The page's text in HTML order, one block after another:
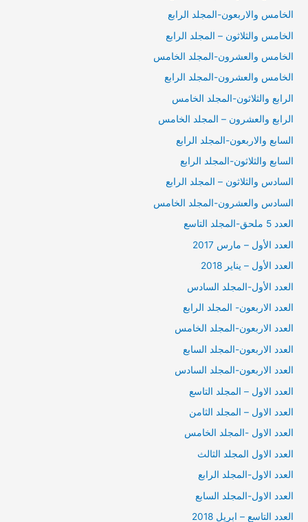
الخامس والاربعون-المجلد الرابع
الخامس والثلاثون – المجلد الرابع
الخامس والعشرون-المجلد الخامس
الخامس والعشرون-المجلد الرابع
الرابع والثلاثون-المجلد الخامس
الرابع والعشرون – المجلد الخامس
السابع والاربعون-المجلد الرابع
السابع والثلاثون-المجلد الرابع
السادس والثلاثون – المجلد الرابع
السادس والعشرون-المجلد الخامس
العدد 5 ملحق-المجلد التاسع
العدد الأول – مارس 2017
العدد الأول – يناير 2018
العدد الأول-المجلد السادس
العدد الاربعون- المجلد الرابع
العدد الاربعون-المجلد الخامس
العدد الاربعون-المجلد السابع
العدد الاربعون-المجلد السادس
العدد الاول – المجلد التاسع
العدد الاول – المجلد الثامن
العدد الاول -المجلد الخامس
العدد الاول المجلد الثالث
العدد الاول-المجلد الرابع
العدد الاول-المجلد السابع
العدد التاسع – ابريل 2018